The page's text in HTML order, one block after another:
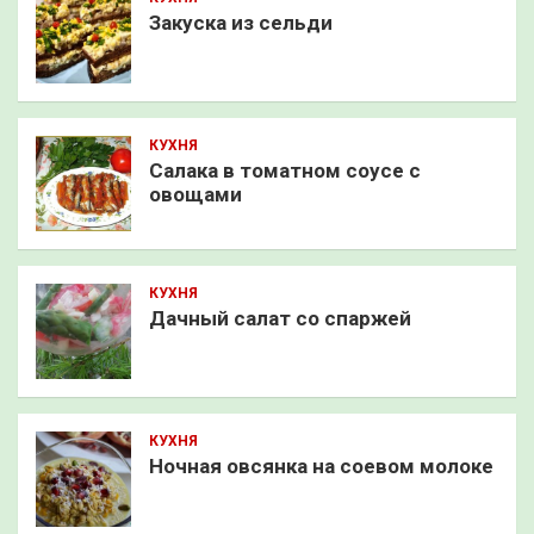
Закуска из сельди
КУХНЯ
Салака в томатном соусе с
овощами
КУХНЯ
Дачный салат со спаржей
КУХНЯ
Ночная овсянка на соевом молоке